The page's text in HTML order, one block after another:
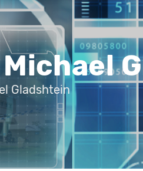
Gladshtein